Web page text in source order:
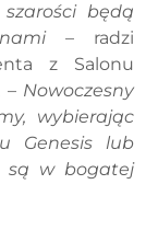
będą
– radzi
z Salonu
–Nowoczesny
wybierając
Genesis lub
są w bogatej